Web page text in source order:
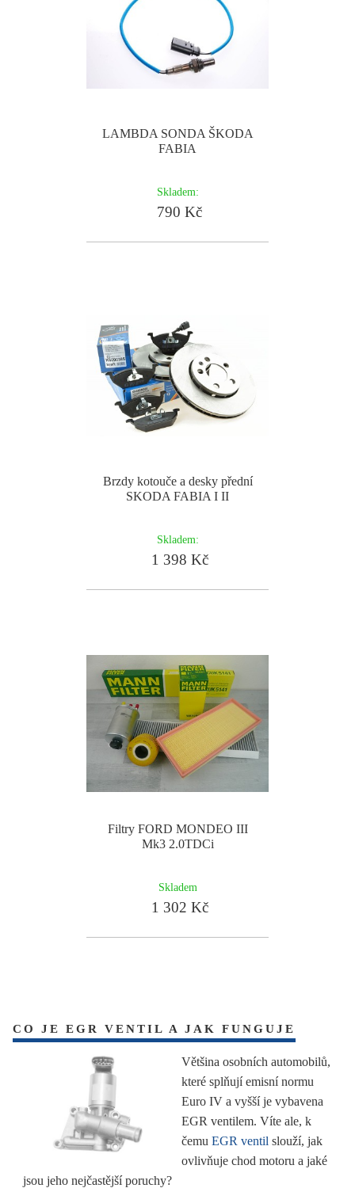
LAMBDA SONDA ŠKODA
FABIA
Skladem:
790 Kč
Brzdy kotouče a desky přední
SKODA FABIA I II
Skladem:
1 398 Kč
Filtry FORD MONDEO III
Mk3 2.0TDCi
Skladem
1 302 Kč
CO JE EGR VENTIL A JAK FUNGUJE
Většina osobních automobilů,
které splňují emisní normu
Euro IV a vyšší je vybavena
EGR ventilem. Víte ale, k
čemu EGR ventil slouží, jak
ovlivňuje chod motoru a jaké
jsou jeho nejčastější poruchy?